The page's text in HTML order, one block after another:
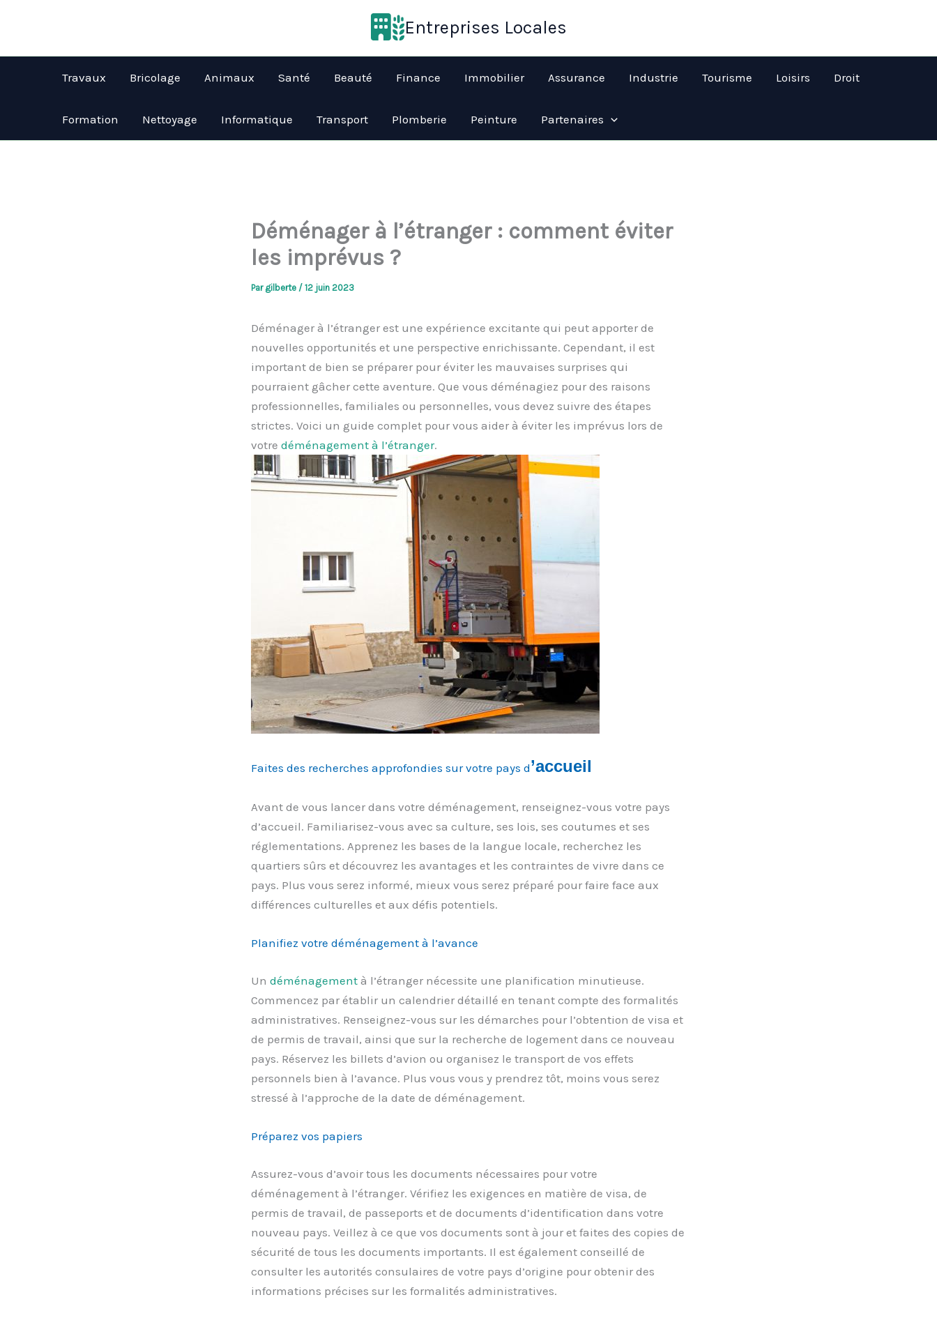
Entreprises Locales
Travaux Bricolage Animaux Santé Beauté Finance Immobilier Assurance Industrie Tourisme Loisirs Droit
Formation Nettoyage Informatique Transport Plomberie Peinture Partenaires
Déménager à l’étranger : comment éviter
les imprévus ?
Par gilberte / 12 juin 2023
Déménager à l’étranger est une expérience excitante qui peut apporter de
nouvelles opportunités et une perspective enrichissante. Cependant, il est
important de bien se préparer pour éviter les mauvaises surprises qui
pourraient gâcher cette aventure. Que vous déménagiez pour des raisons
professionnelles, familiales ou personnelles, vous devez suivre des étapes
strictes. Voici un guide complet pour vous aider à éviter les imprévus lors de
votre déménagement à l’étranger.
Faites des recherches approfondies sur votre pays d’accueil
Avant de vous lancer dans votre déménagement, renseignez-vous votre pays
d’accueil. Familiarisez-vous avec sa culture, ses lois, ses coutumes et ses
réglementations. Apprenez les bases de la langue locale, recherchez les
quartiers sûrs et découvrez les avantages et les contraintes de vivre dans ce
pays. Plus vous serez informé, mieux vous serez préparé pour faire face aux
différences culturelles et aux défis potentiels.
Planifiez votre déménagement à l’avance
Un déménagementà l’étranger nécessite une planification minutieuse.
Commencez par établir un calendrier détaillé en tenant compte des formalités
administratives. Renseignez-vous sur les démarches pour l’obtention de visa et
de permis de travail, ainsi que sur la recherche de logement dans ce nouveau
pays. Réservez les billets d’avion ou organisez le transport de vos effets
personnels bien à l’avance. Plus vous vous y prendrez tôt, moins vous serez
stressé à l’approche de la date de déménagement.
Préparez vos papiers
Assurez-vous d’avoir tous les documents nécessaires pour votre
déménagement à l’étranger. Vérifiez les exigences en matière de visa, de
permis de travail, de passeports et de documents d’identification dans votre
nouveau pays. Veillez à ce que vos documents sont à jour et faites des copies de
sécurité de tous les documents importants. Il est également conseillé de
consulter les autorités consulaires de votre pays d’origine pour obtenir des
informations précises sur les formalités administratives.